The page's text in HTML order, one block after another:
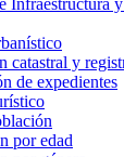
Infraestructura
catastral y
de expedientes
por edad